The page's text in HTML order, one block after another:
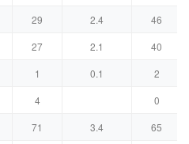
29 2.4
46
27 2.1
40
1 0.1
2
4
0
71 3.4
65